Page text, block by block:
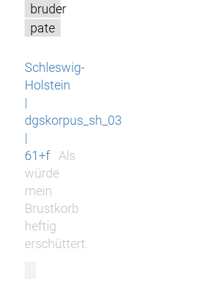
bruder
pate
Schleswig-
Holstein
|
dgskorpus_sh_03
|
61+f
Als
würde
mein
Brustkorb
heftig
erschüttert.